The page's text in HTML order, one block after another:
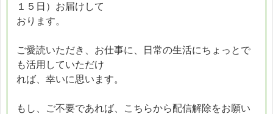
１５日）お届けして
おります。
ご愛読いただき、お仕事に、日常の生活にちょっとで
も活用していただけ
れば、幸いに思います。
もし、ご不要であれば、こちらから配信解除をお願い